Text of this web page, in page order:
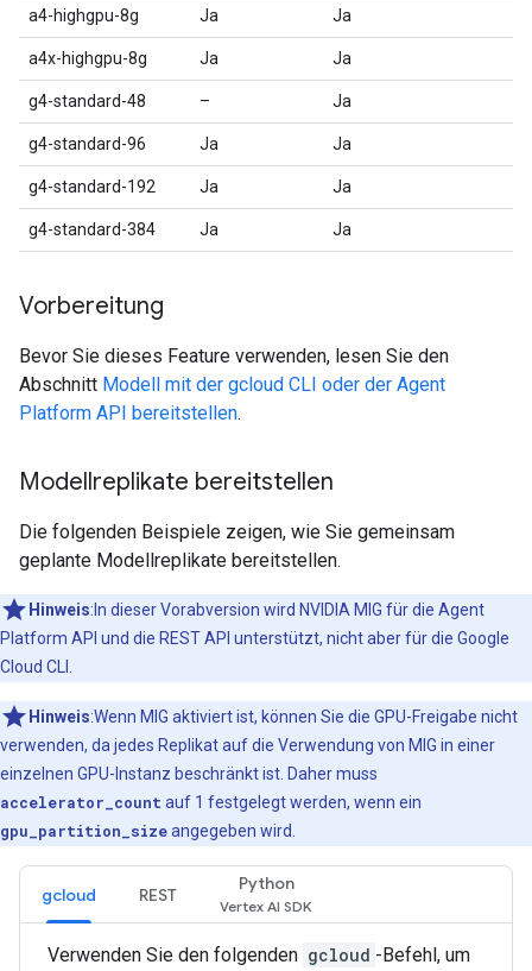
a4-highgpu-8g Ja Ja
a4x-highgpu-8g Ja Ja
g4-standard-48 – Ja
g4-standard-96 Ja Ja
g4-standard-192 Ja Ja
g4-standard-384 Ja Ja
Vorbereitung
Bevor Sie dieses Feature verwenden, lesen Sie den
Abschnitt Modell mit der gcloud CLI oder der Agent
Platform API bereitstellen.
Modellreplikate bereitstellen
Die folgenden Beispiele zeigen, wie Sie gemeinsam
geplante Modellreplikate bereitstellen.
Hinweis:In dieser Vorabversion wird NVIDIA MIG für die Agent
Platform API und die REST API unterstützt, nicht aber für die Google
Cloud CLI.
Hinweis:Wenn MIG aktiviert ist, können Sie die GPU-Freigabe nicht
verwenden, da jedes Replikat auf die Verwendung von MIG in einer
einzelnen GPU-Instanz beschränkt ist. Daher muss
accelerator_count auf 1 festgelegt werden, wenn ein
gpu_partition_sizeangegeben wird.
gcloud REST
Python
Verwenden Sie den folgenden gcloud -Befehl, um